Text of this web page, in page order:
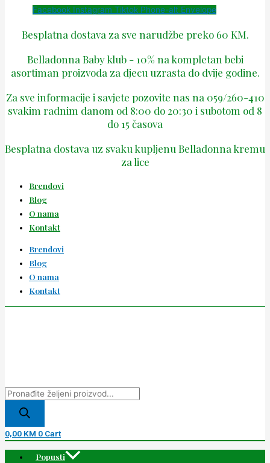
Facebook Instagram Tiktok Phone-alt Envelope
Besplatna dostava za sve narudžbe preko 60 KM.
Belladonna Baby klub - 10% na kompletan bebi
asortiman proizvoda za djecu uzrasta do dvije godine.
Za sve informacije i savjete pozovite nas na 059/260-410
svakim radnim danom od 8:00 do 20:30 i subotom od 8
do 15 časova
Besplatna dostava uz svaku kupljenu Belladonna kremu
za lice
Brendovi
Blog
O nama
Kontakt
Brendovi
Blog
O nama
Kontakt
0,00 KM 0 Cart
Popusti